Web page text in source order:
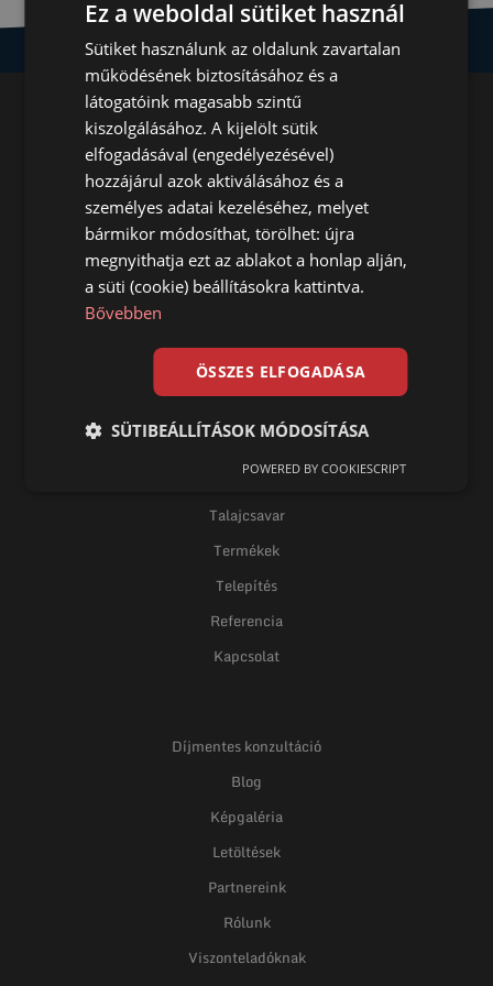
Betonmentes alap
bármilyen talajon
gyorsan, egyszerűen,
költséghatékonyan, sokoldalúan
Tudja meg most hogyan
Főoldal
Talajcsavar
Termékek
Telepítés
Referencia
Kapcsolat
Díjmentes konzultáció
Blog
Képgaléria
Letöltések
Partnereink
Rólunk
Viszonteladóknak
Ez a weboldal sütiket használ
Sütiket használunk az oldalunk zavartalan
működésének biztosításához és a
látogatóink magasabb szintű
kiszolgálásához. A kijelölt sütik
elfogadásával (engedélyezésével)
hozzájárul azok aktiválásához és a
személyes adatai kezeléséhez, melyet
bármikor módosíthat, törölhet: újra
megnyithatja ezt az ablakot a honlap alján,
a süti (cookie) beállításokra kattintva.
Bővebben
ÖSSZES ELFOGADÁSA
SÜTIBEÁLLÍTÁSOK MÓDOSÍTÁSA
POWERED BY COOKIESCRIPT